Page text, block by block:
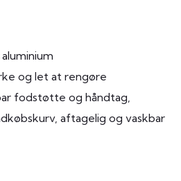
og let at rengøre
fodstøtte og håndtag,
aftagelig og vaskbar